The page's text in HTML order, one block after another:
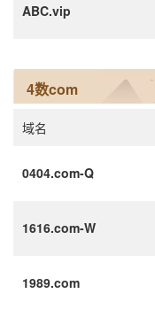
ABC.vip
4数com
域名
0404.com-Q
1616.com-W
1989.com